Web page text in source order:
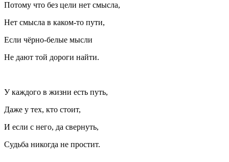
Потому что без цели нет смысла,
Нет смысла в каком-то пути,
Если чёрно-белые мысли
Не дают той дороги найти.
У каждого в жизни есть путь,
Даже у тех, кто стоит,
И если с него, да свернуть,
Судьба никогда не простит.